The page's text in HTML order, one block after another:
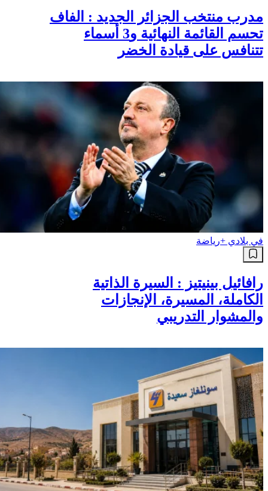
مدرب منتخب الجزائر الجديد : الفاف
تحسم القائمة النهائية و3 أسماء
تتنافس على قيادة الخضر
في بلادي +رياضة
رافائيل بينيتيز : السيرة الذاتية
الكاملة، المسيرة، الإنجازات
والمشوار التدريبي